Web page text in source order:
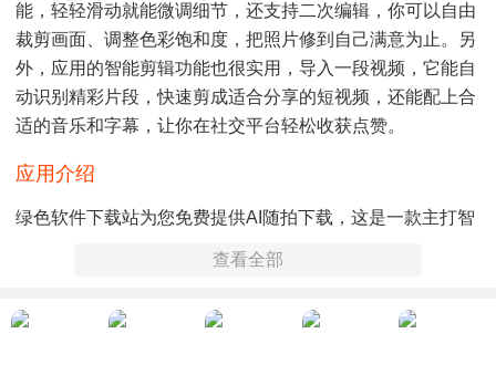
能，轻轻滑动就能微调细节，还支持二次编辑，你可以自由
裁剪画面、调整色彩饱和度，把照片修到自己满意为止。另
外，应用的智能剪辑功能也很实用，导入一段视频，它能自
动识别精彩片段，快速剪成适合分享的短视频，还能配上合
适的音乐和字幕，让你在社交平台轻松收获点赞。
应用介绍
绿色软件下载站为您免费提供AI随拍下载，这是一款主打智
洁的界面一目了然，没有复杂的操作按钮，就算是第一次用
查看全部